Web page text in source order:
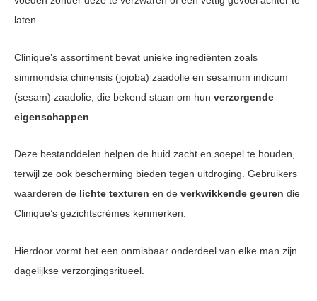
laten.
Clinique’s assortiment bevat unieke ingrediënten zoals
simmondsia chinensis (jojoba) zaadolie en sesamum indicum
(sesam) zaadolie, die bekend staan om hun verzorgende
eigenschappen
Deze bestanddelen helpen de huid zacht en soepel te houden,
terwijl ze ook bescherming bieden tegen uitdroging. Gebruikers
waarderen de lichte texturen en de verkwikkende geuren die
Clinique’s gezichtscrèmes kenmerken.
Hierdoor vormt het een onmisbaar onderdeel van elke man zijn
dagelijkse verzorgingsritueel.